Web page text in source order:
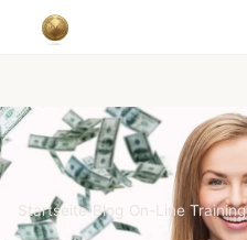
Startseite/ Blog On-Line Training